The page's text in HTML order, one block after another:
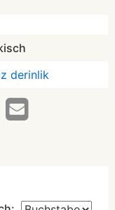
derinlik